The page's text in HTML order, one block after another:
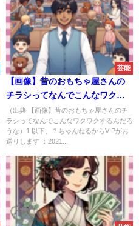
芸能
【画像】昔のおもちゃ屋さんの
チラシってなんでこんなワクワ
クするんだろうな
（出典 【画像】昔のおもちゃ屋さんのチ
ラシってなんでこんなワクワクするんだろ
うな）1 以下、？ちゃんねるからVIPがお
送りします ：2021...